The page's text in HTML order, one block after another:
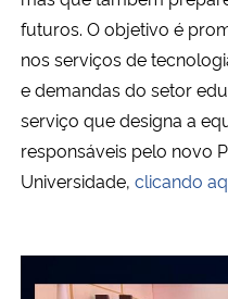
Secretaria-Geral
Secretaria de Governo
Gabinete de Segurança Institucional
Banco Central do Brasil
futuros. O objetivo é
nos serviços de
e demandas do setor
serviço que designa a
responsáveis pelo novo
Universidade, clicando